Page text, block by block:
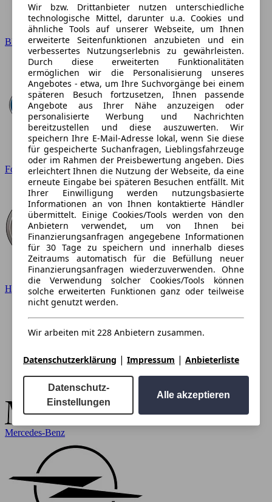
BMW
Ford
Hyundai
Mercedes-Benz
Wir bzw. Drittanbieter nutzen unterschiedliche
technologische Mittel, darunter u.a. Cookies und
ähnliche Tools auf unserer Webseite, um Ihnen
erweiterte Seitenfunktionen anzubieten und ein
verbessertes Nutzungserlebnis zu gewährleisten.
Durch diese erweiterten Funktionalitäten
ermöglichen wir die Personalisierung unseres
Angebotes - etwa, um Ihre Suchvorgänge bei einem
späteren Besuch fortzusetzen, Ihnen passende
Angebote aus Ihrer Nähe anzuzeigen oder
personalisierte Werbung und Nachrichten
bereitzustellen und diese auszuwerten. Wir
speichern Ihre E-Mail-Adresse lokal, wenn Sie diese
für gespeicherte Suchanfragen, Lieblingsfahrzeuge
oder im Rahmen der Preisbewertung angeben. Dies
erleichtert Ihnen die Nutzung der Webseite, da eine
erneute Eingabe bei späteren Besuchen entfällt. Mit
Ihrer Einwilligung werden nutzungsbasierte
Informationen an von Ihnen kontaktierte Händler
übermittelt. Einige Cookies/Tools werden von den
Anbietern verwendet, um von Ihnen bei
Finanzierungsanfragen angegebene Informationen
für 30 Tage zu speichern und innerhalb dieses
Zeitraums automatisch für die Befüllung neuer
Finanzierungsanfragen wiederzuverwenden. Ohne
die Verwendung solcher Cookies/Tools können
solche erweiterten Funktionen ganz oder teilweise
nicht genutzt werden.
Wir arbeiten mit 228 Anbietern zusammen.
Datenschutzerklärung | Impressum | Anbieterliste
Datenschutz-
Einstellungen
Alle akzeptieren